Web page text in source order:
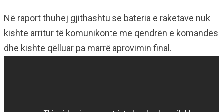
Në raport thuhej gjithashtu se bateria e raketave nuk
kishte arritur të komunikonte me qendrën e komandës
dhe kishte qëlluar pa marrë aprovimin final.